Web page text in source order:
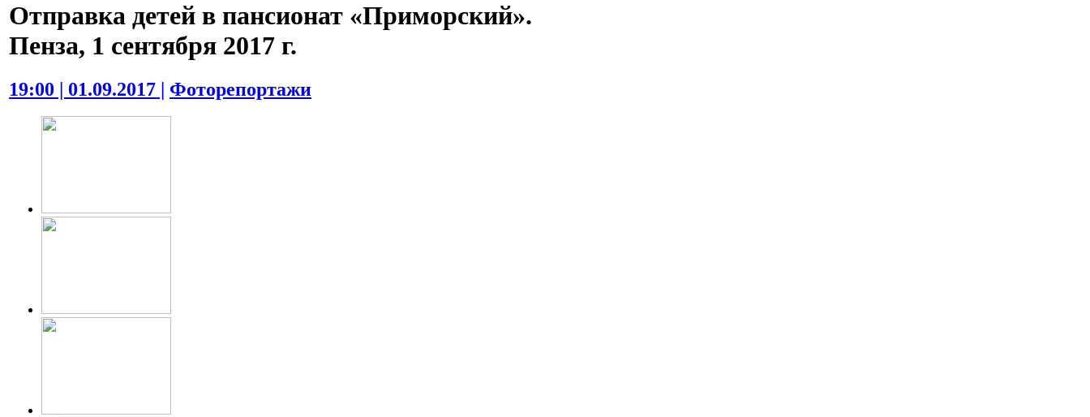
Отправка детей в пансионат «Приморский».
Пенза, 1 сентября 2017 г.
19:00 | 01.09.2017 | Фоторепортажи